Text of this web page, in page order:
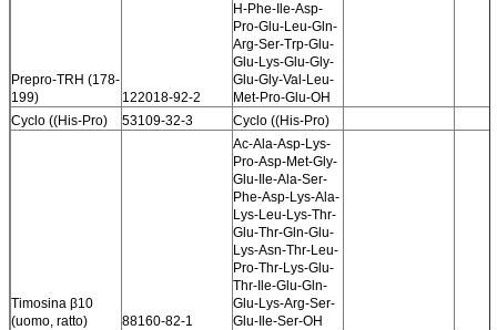
Prepro-TRH (178-
199)
122018-92-2
H-Phe-Ile-Asp-
Pro-Glu-Leu-Gln-
Arg-Ser-Trp-Glu-
Glu-Lys-Glu-Gly-
Glu-Gly-Val-Leu-
Met-Pro-Glu-OH
Cyclo ((His-Pro)
53109-32-3 Cyclo ((His-Pro)
Timosina β10
(uomo, ratto)
88160-82-1
Ac-Ala-Asp-Lys-
Pro-Asp-Met-Gly-
Glu-Ile-Ala-Ser-
Phe-Asp-Lys-Ala-
Lys-Leu-Lys-Thr-
Glu-Thr-Gln-Glu-
Lys-Asn-Thr-Leu-
Pro-Thr-Lys-Glu-
Thr-Ile-Glu-Gln-
Glu-Lys-Arg-Ser-
Glu-Ile-Ser-OH